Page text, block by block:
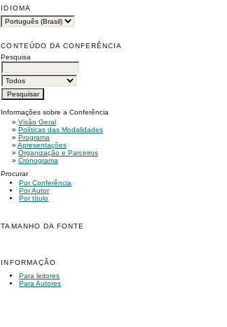
IDIOMA
CONTEÚDO DA CONFERÊNCIA
Pesquisa
Informações sobre a Conferência
»Visão Geral
»Políticas das Modalidades
»Programa
»Apresentações
»Organização e Parceiros
»Cronograma
Procurar
Por Conferência
Por Autor
Por título
TAMANHO DA FONTE
INFORMAÇÃO
Para leitores
Para Autores